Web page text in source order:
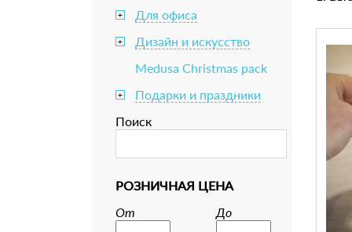
+ Для офиса
+
Дизайн и искусство
Medusa Christmas pack
+
Подарки и праздники
Поиск
РОЗНИЧНАЯ ЦЕНА
От
До